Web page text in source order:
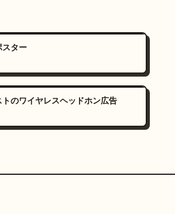
スター
のワイヤレスヘッドホン広告